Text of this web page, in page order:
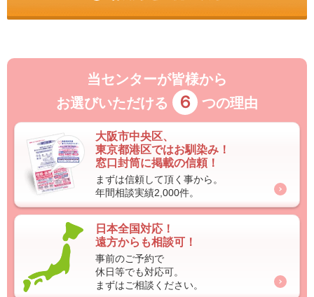
当センターが皆様から
お選びいただける
６ つの理由
大阪市中央区、
東京都港区ではお馴染み！
窓口封筒に掲載の信頼！
まずは信頼して頂く事から。
年間相談実績2,000件。
日本全国対応！
遠方からも相談可！
事前のご予約で
休日等でも対応可。
まずはご相談ください。